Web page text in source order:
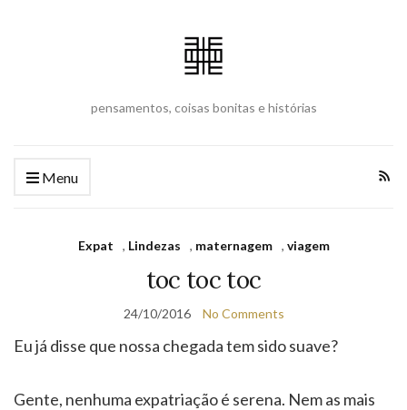
pensamentos, coisas bonitas e histórias
Menu
Expat , Lindezas , maternagem , viagem
toc toc toc
24/10/2016 No Comments
Eu já disse que nossa chegada tem sido suave?
Gente, nenhuma expatriação é serena. Nem as mais